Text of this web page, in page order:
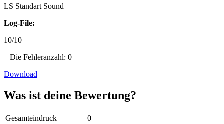
LS Standart Sound
Log-File:
10/10
– Die Fehleranzahl: 0
Download
Was ist deine Bewertung?
Gesamteindruck
0